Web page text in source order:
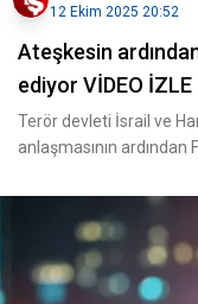
12 Ekim 2025 20:52
Ateşkesin
ediyor VİDEO İZLE
Terör devleti İsrail ve
anlaşmasının ardından